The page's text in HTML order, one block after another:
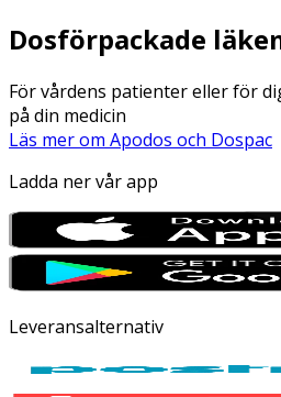
Dosförpackade
För vårdens patienter eller för
på din medicin
Läs mer om Apodos och Dospac
Ladda ner vår app
Leveransalternativ